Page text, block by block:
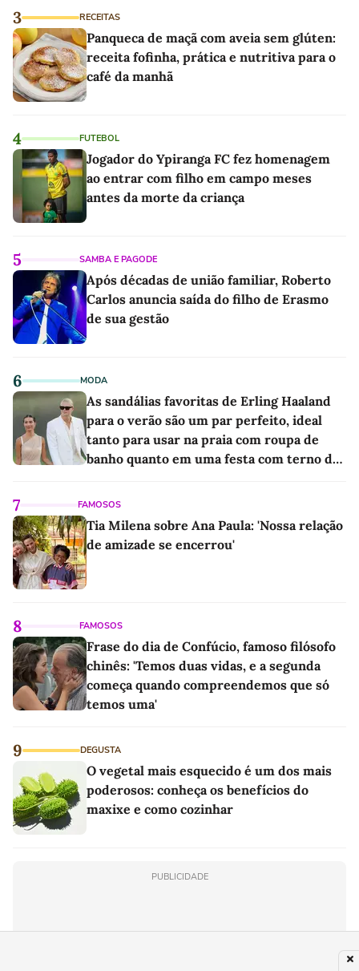
3 RECEITAS
Panqueca de maçã com aveia sem glúten:
receita fofinha, prática e nutritiva para o
café da manhã
4 FUTEBOL
Jogador do Ypiranga FC fez homenagem
ao entrar com filho em campo meses
antes da morte da criança
5 SAMBA E PAGODE
Após décadas de união familiar, Roberto
Carlos anuncia saída do filho de Erasmo
de sua gestão
6 MODA
As sandálias favoritas de Erling Haaland
para o verão são um par perfeito, ideal
tanto para usar na praia com roupa de
banho quanto em uma festa com terno de
7 FAMOSOS
Tia Milena sobre Ana Paula: 'Nossa relação
de amizade se encerrou'
8 FAMOSOS
Frase do dia de Confúcio, famoso filósofo
chinês: 'Temos duas vidas, e a segunda
começa quando compreendemos que só
temos uma'
9 DEGUSTA
O vegetal mais esquecido é um dos mais
poderosos: conheça os benefícios do
maxixe e como cozinhar
PUBLICIDADE